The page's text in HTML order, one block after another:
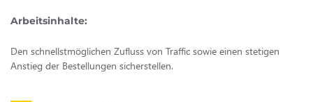
Arbeitsinhalte:
Den schnellstmöglichen Zufluss von Traffic sowie einen stetigen
Anstieg der Bestellungen sicherstellen.